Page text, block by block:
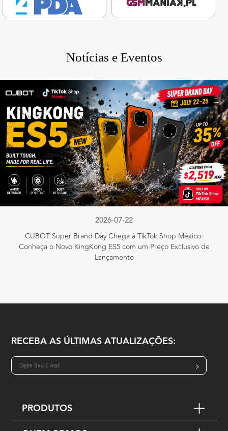
Notícias e Eventos
2026-07-22
CUBOT Super Brand Day Chega à TikTok Shop México:
Conheça o Novo KingKong ES5 com um Preço Exclusivo de
Lançamento
RECEBA AS ÚLTIMAS ATUALIZAÇÕES:
>
PRODUTOS